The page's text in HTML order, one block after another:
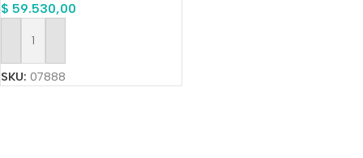
$ 59.530,00
Añadir Al Carrito
SKU: 07888